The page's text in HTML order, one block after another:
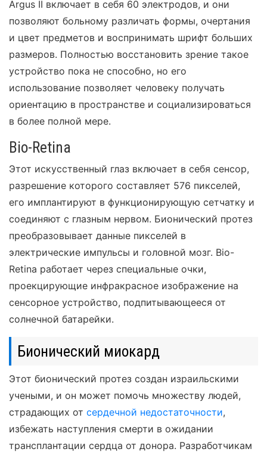
Argus II включает в себя 60 электродов, и они
позволяют больному различать формы, очертания
и цвет предметов и воспринимать шрифт больших
размеров. Полностью восстановить зрение такое
устройство пока не способно, но его
использование позволяет человеку получать
ориентацию в пространстве и социализироваться
в более полной мере.
Bio-Retina
Этот искусственный глаз включает в себя сенсор,
разрешение которого составляет 576 пикселей,
его имплантируют в функционирующую сетчатку и
соединяют с глазным нервом. Бионический протез
преобразовывает данные пикселей в
электрические импульсы и головной мозг. Bio-
Retina работает через специальные очки,
проекцирующие инфракрасное изображение на
сенсорное устройство, подпитывающееся от
солнечной батарейки.
Бионический миокард
Этот бионический протез создан израильскими
учеными, и он может помочь множеству людей,
страдающих от сердечной недостаточности,
избежать наступления смерти в ожидании
трансплантации сердца от донора. Разработчикам